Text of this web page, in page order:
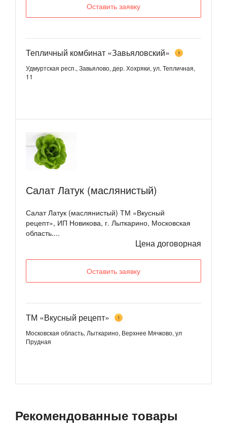
Оставить заявку
Тепличный комбинат «Завьяловский» 1
Удмуртская респ., Завьялово, дер. Хохряки, ул. Тепличная,
11
Салат Латук (маслянистый)
Салат Латук (маслянистый) ТМ «Вкусный
рецепт», ИП Новикова, г. Лыткарино, Московская
область....
Цена договорная
Оставить заявку
ТМ «Вкусный рецепт» 1
Московская область, Лыткарино, Верхнее Мячково, ул
Прудная
Рекомендованные товары